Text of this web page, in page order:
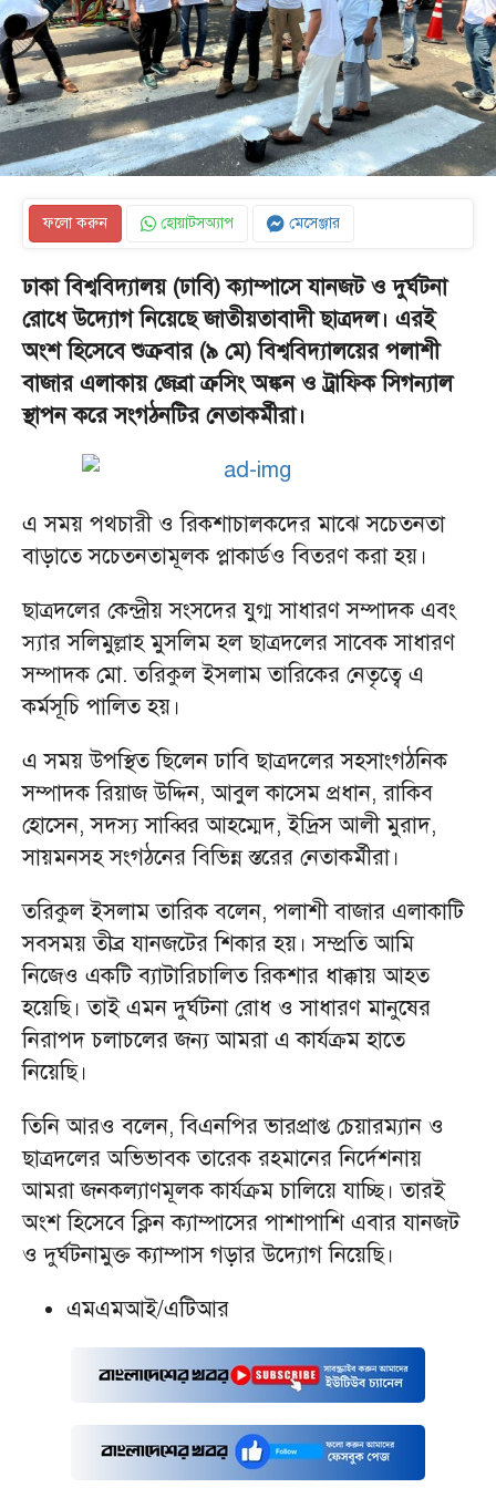
ফলো করুন হোয়াটসঅ্যাপ মেসেঞ্জার
ঢাকা বিশ্ববিদ্যালয় (ঢাবি) ক্যাম্পাসে যানজট ও দুর্ঘটনা
রোধে উদ্যোগ নিয়েছে জাতীয়তাবাদী ছাত্রদল। এরই
অংশ হিসেবে শুক্রবার (৯ মে) বিশ্ববিদ্যালয়ের পলাশী
বাজার এলাকায় জেব্রা ক্রসিং অঙ্কন ও ট্রাফিক সিগন্যাল
স্থাপন করে সংগঠনটির নেতাকর্মীরা।
এ সময় পথচারী ও রিকশাচালকদের মাঝে সচেতনতা
বাড়াতে সচেতনতামূলক প্লাকার্ডও বিতরণ করা হয়।
ছাত্রদলের কেন্দ্রীয় সংসদের যুগ্ম সাধারণ সম্পাদক এবং
স্যার সলিমুল্লাহ মুসলিম হল ছাত্রদলের সাবেক সাধারণ
সম্পাদক মো. তরিকুল ইসলাম তারিকের নেতৃত্বে এ
কর্মসূচি পালিত হয়।
এ সময় উপস্থিত ছিলেন ঢাবি ছাত্রদলের সহসাংগঠনিক
সম্পাদক রিয়াজ উদ্দিন, আবুল কাসেম প্রধান, রাকিব
হোসেন, সদস্য সাব্বির আহম্মেদ, ইদ্রিস আলী মুরাদ,
সায়মনসহ সংগঠনের বিভিন্ন স্তরের নেতাকর্মীরা।
তরিকুল ইসলাম তারিক বলেন, পলাশী বাজার এলাকাটি
সবসময় তীব্র যানজটের শিকার হয়। সম্প্রতি আমি
নিজেও একটি ব্যাটারিচালিত রিকশার ধাক্কায় আহত
হয়েছি। তাই এমন দুর্ঘটনা রোধ ও সাধারণ মানুষের
নিরাপদ চলাচলের জন্য আমরা এ কার্যক্রম হাতে
নিয়েছি।
তিনি আরও বলেন, বিএনপির ভারপ্রাপ্ত চেয়ারম্যান ও
ছাত্রদলের অভিভাবক তারেক রহমানের নির্দেশনায়
আমরা জনকল্যাণমূলক কার্যক্রম চালিয়ে যাচ্ছি। তারই
অংশ হিসেবে ক্লিন ক্যাম্পাসের পাশাপাশি এবার যানজট
ও দুর্ঘটনামুক্ত ক্যাম্পাস গড়ার উদ্যোগ নিয়েছি।
এমএমআই/এটিআর